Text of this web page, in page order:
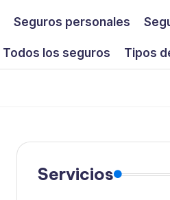
Seguros personales
Todos los seguros Tipos
Servicios